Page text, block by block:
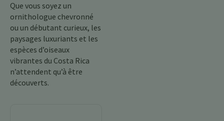
Que vous soyez un
ornithologue chevronné
ou un débutant curieux, les
paysages luxuriants et les
espèces d’oiseaux
vibrantes du Costa Rica
n’attendent qu’à être
découverts.